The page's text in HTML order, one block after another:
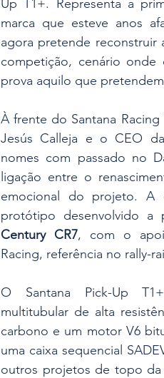
Up T1+. Representa a
marca que esteve anos
agora pretende reconstruir
competição, cenário onde
prova aquilo que
À frente do Santana
Jesús Calleja e o CEO
nomes com passado no
ligação entre o
emocional do projeto. A
Century CR7, com o
Racing, referência no rally-
O Santana Pick-Up
multitubular de alta
carbono e um motor V6
uma caixa sequencial
outros projetos de topo da